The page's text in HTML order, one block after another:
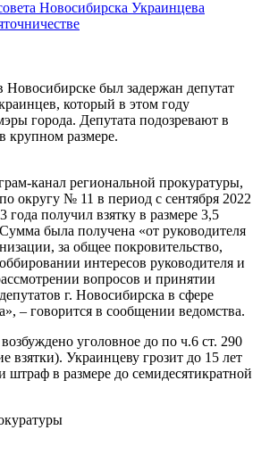
Новосибирске был задержан депутат
который в этом году
города. Депутата подозревают в
крупном размере.
канал региональной прокуратуры,
округу № 11 в период с сентября 2022
года получил взятку в размере 3,5
была получена «от руководителя
за общее покровительство,
интересов руководителя и
вопросов и принятии
г. Новосибирска в сфере
– говорится в сообщении ведомства.
уголовное до по ч.6 ст. 290
Украинцеву грозит до 15 лет
в размере до семидесятикратной